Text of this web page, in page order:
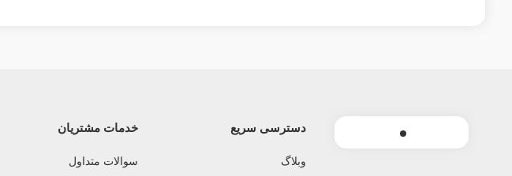
دسترسی سریع
وبلاگ
خدمات مشتریان
سوالات متداول